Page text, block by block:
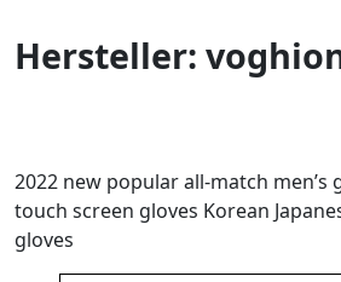
Hersteller:
2022 new popular all-match men’s
touch screen gloves Korean
gloves